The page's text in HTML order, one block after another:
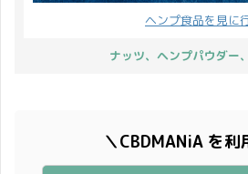
ヘンプ食品を見に
ナッツ、ヘンプパウダー
＼CBDMANiA を利